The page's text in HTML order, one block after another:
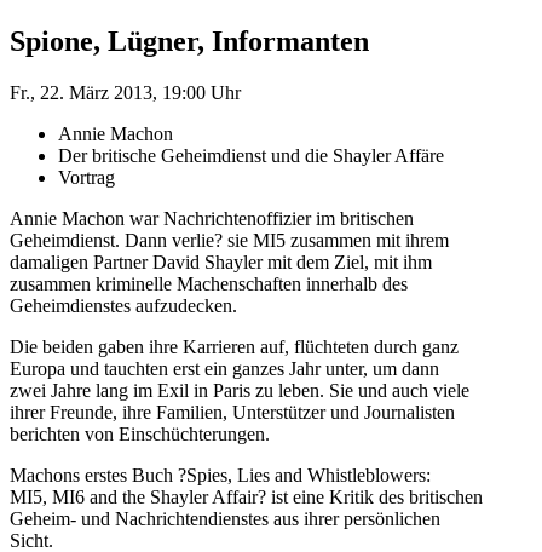
Spione, Lügner, Informanten
Fr., 22. März 2013, 19:00 Uhr
Annie Machon
Der britische Geheimdienst und die Shayler Affäre
Vortrag
Annie Machon war Nachrichtenoffizier im britischen
Geheimdienst. Dann verlie? sie MI5 zusammen mit ihrem
damaligen Partner David Shayler mit dem Ziel, mit ihm
zusammen kriminelle Machenschaften innerhalb des
Geheimdienstes aufzudecken.
Die beiden gaben ihre Karrieren auf, flüchteten durch ganz
Europa und tauchten erst ein ganzes Jahr unter, um dann
zwei Jahre lang im Exil in Paris zu leben. Sie und auch viele
ihrer Freunde, ihre Familien, Unterstützer und Journalisten
berichten von Einschüchterungen.
Machons erstes Buch ?Spies, Lies and Whistleblowers:
MI5, MI6 and the Shayler Affair? ist eine Kritik des britischen
Geheim- und Nachrichtendienstes aus ihrer persönlichen
Sicht.